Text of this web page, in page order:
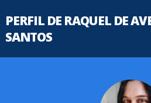
PERFIL DE RAQUEL DE
SANTOS